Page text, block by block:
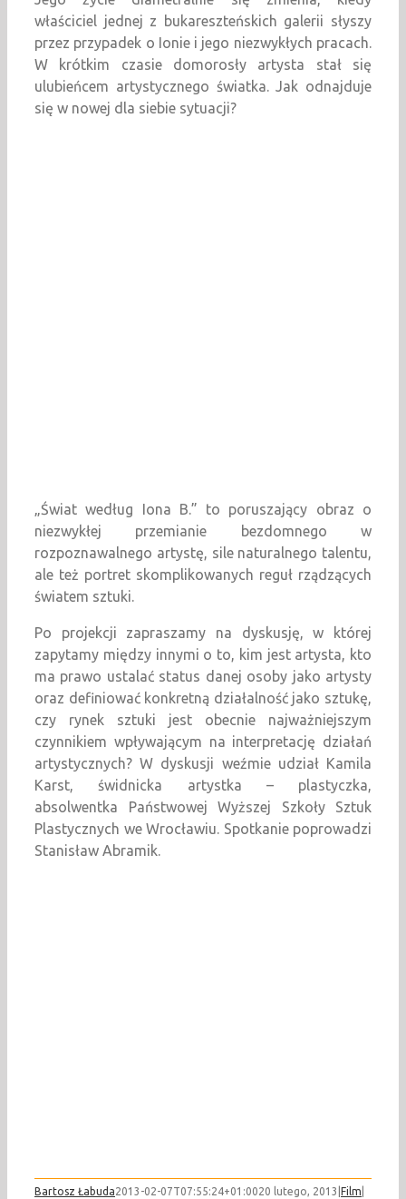
właściciel jednej z bukareszteńskich galerii słyszy
przez przypadek o Ionie i jego niezwykłych pracach.
W krótkim czasie domorosły artysta stał się
ulubieńcem artystycznego światka. Jak odnajduje
się w nowej dla siebie sytuacji?
„Świat według Iona B.” to poruszający obraz o
niezwykłej przemianie bezdomnego w
rozpoznawalnego artystę, sile naturalnego talentu,
ale też portret skomplikowanych reguł rządzących
światem sztuki.
Po projekcji zapraszamy na dyskusję, w której
zapytamy między innymi o to, kim jest artysta, kto
ma prawo ustalać status danej osoby jako artysty
oraz definiować konkretną działalność jako sztukę,
czy rynek sztuki jest obecnie najważniejszym
czynnikiem wpływającym na interpretację działań
artystycznych? W dyskusji weźmie udział Kamila
Karst, świdnicka artystka – plastyczka,
absolwentka Państwowej Wyższej Szkoły Sztuk
Plastycznych we Wrocławiu. Spotkanie poprowadzi
Stanisław Abramik.
Bartosz Łabuda2013-02-07T07:55:24+01:0020 lutego, 2013 Film